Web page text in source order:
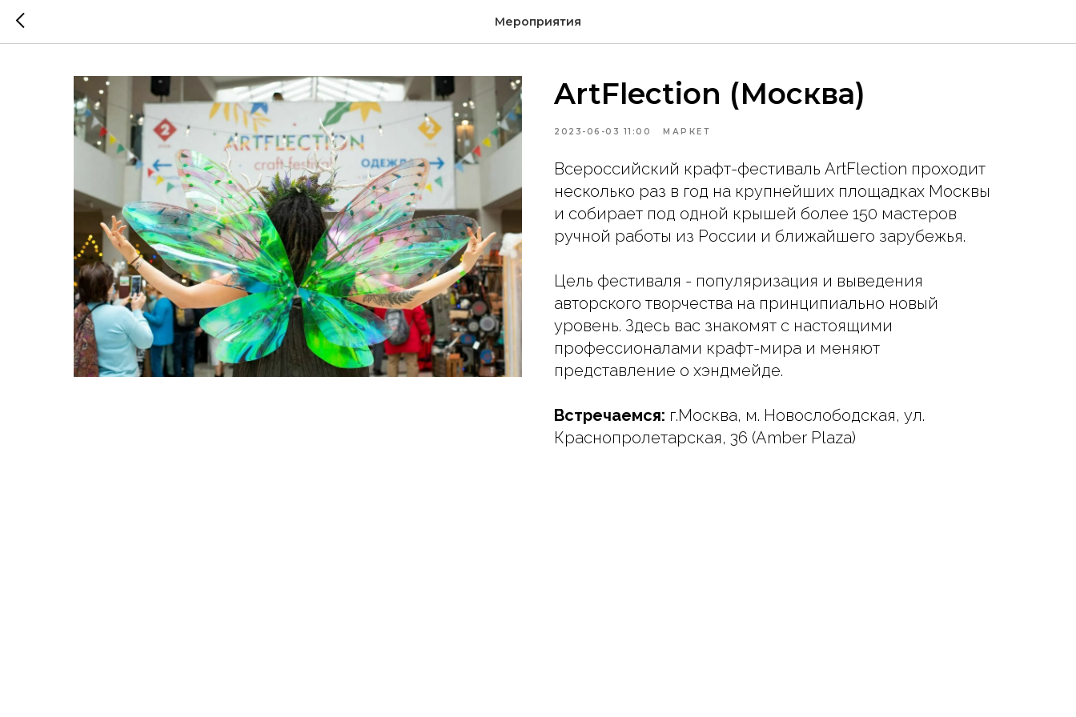
Мероприятия
ArtFlection (Москва)
2023-06-03 11:00 МАРКЕТ
Всероссийский крафт-фестиваль ArtFlection проходит
несколько раз в год на крупнейших площадках Москвы
и собирает под одной крышей более 150 мастеров
ручной работы из России и ближайшего зарубежья.
Цель фестиваля - популяризация и выведения
авторского творчества на принципиально новый
уровень. Здесь вас знакомят с настоящими
профессионалами крафт-мира и меняют
представление о хэндмейде.
Встречаемся: г.Москва, м. Новослободская, ул.
Краснопролетарская, 36 (Amber Plaza)